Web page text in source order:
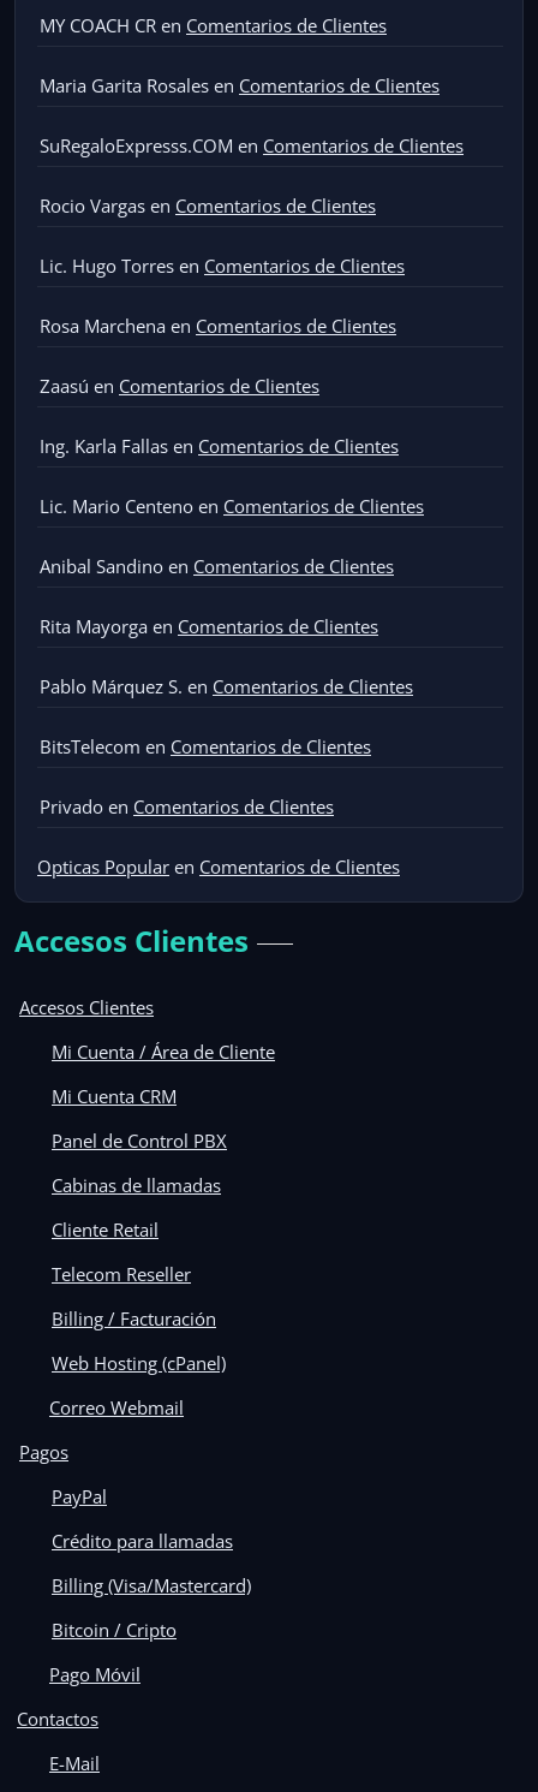
MY COACH CR en Comentarios de Clientes
Maria Garita Rosales en Comentarios de Clientes
SuRegaloExpresss.COM en Comentarios de Clientes
Rocio Vargas en Comentarios de Clientes
Lic. Hugo Torres en Comentarios de Clientes
Rosa Marchena en Comentarios de Clientes
Zaasú en Comentarios de Clientes
Ing. Karla Fallas en Comentarios de Clientes
Lic. Mario Centeno en Comentarios de Clientes
Anibal Sandino en Comentarios de Clientes
Rita Mayorga en Comentarios de Clientes
Pablo Márquez S. en Comentarios de Clientes
BitsTelecom en Comentarios de Clientes
Privado en Comentarios de Clientes
Opticas Popular en Comentarios de Clientes
Accesos Clientes
Accesos Clientes
Mi Cuenta / Área de Cliente
Mi Cuenta CRM
Panel de Control PBX
Cabinas de llamadas
Cliente Retail
Telecom Reseller
Billing / Facturación
Web Hosting (cPanel)
Correo Webmail
Pagos
PayPal
Crédito para llamadas
Billing (Visa/Mastercard)
Bitcoin / Cripto
Pago Móvil
Contactos
E-Mail